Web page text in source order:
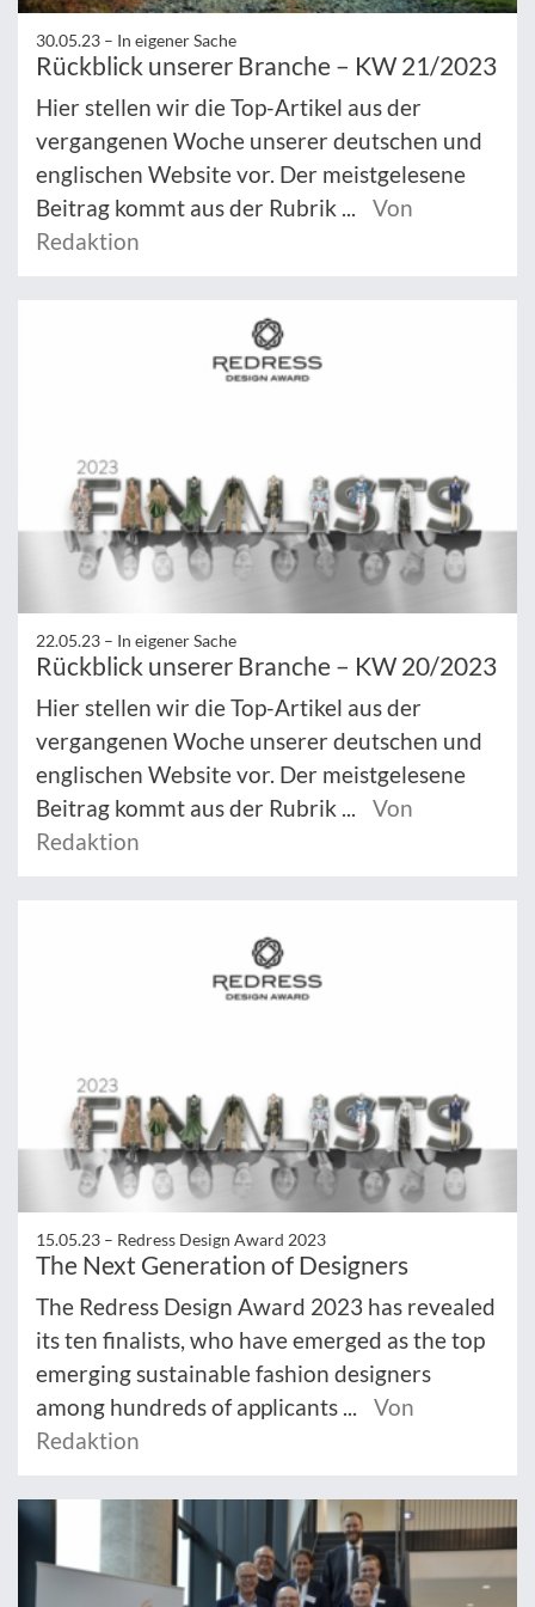
30.05.23 – In eigener Sache
Rückblick unserer Branche – KW 21/2023
Hier stellen wir die Top-Artikel aus der
vergangenen Woche unserer deutschen und
englischen Website vor. Der meistgelesene
Beitrag kommt aus der Rubrik ...
Von
Redaktion
22.05.23 – In eigener Sache
Rückblick unserer Branche – KW 20/2023
Hier stellen wir die Top-Artikel aus der
vergangenen Woche unserer deutschen und
englischen Website vor. Der meistgelesene
Beitrag kommt aus der Rubrik ...
Von
Redaktion
15.05.23 – Redress Design Award 2023
The Next Generation of Designers
The Redress Design Award 2023 has revealed
its ten finalists, who have emerged as the top
emerging sustainable fashion designers
among hundreds of applicants ...
Von
Redaktion